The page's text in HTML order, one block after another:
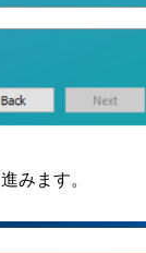
みます。